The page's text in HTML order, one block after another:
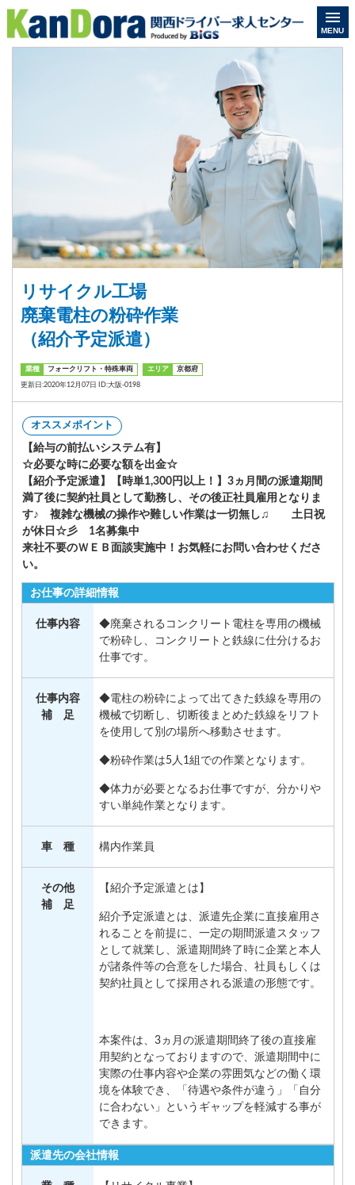
MENU
リサイクル工場
廃棄電柱の粉砕作業
（紹介予定派遣）
業種 フォークリフト・特殊車両 エリア 京都府
更新日:2020年12月07日 ID:大阪-0198
オススメポイント
【給与の前払いシステム有】
☆必要な時に必要な額を出金☆
【紹介予定派遣】【時単1,300円以上！】3ヵ月間の派遣期間
満了後に契約社員として勤務し、その後正社員雇用となりま
す♪ 複雑な機械の操作や難しい作業は一切無し♫ 土日祝
が休日☆彡 1名募集中
来社不要のＷＥＢ面談実施中！お気軽にお問い合わせくださ
い。
お仕事の詳細情報
仕事内容
◆廃棄されるコンクリート電柱を専用の機械
で粉砕し、コンクリートと鉄線に仕分けるお
仕事です。
仕事内容
補 足
◆電柱の粉砕によって出てきた鉄線を専用の
機械で切断し、切断後まとめた鉄線をリフト
を使用して別の場所へ移動させます。
◆粉砕作業は5人1組での作業となります。
◆体力が必要となるお仕事ですが、分かりや
すい単純作業となります。
車 種 構内作業員
その他
補 足
【紹介予定派遣とは】
紹介予定派遣とは、派遣先企業に直接雇用さ
れることを前提に、一定の期間派遣スタッフ
として就業し、派遣期間終了時に企業と本人
が諸条件等の合意をした場合、社員もしくは
契約社員として採用される派遣の形態です。
本案件は、3ヵ月の派遣期間終了後の直接雇
用契約となっておりますので、派遣期間中に
実際の仕事内容や企業の雰囲気などの働く環
境を体験でき、「待遇や条件が違う」「自分
に合わない」というギャップを軽減する事が
できます。
派遣先の会社情報